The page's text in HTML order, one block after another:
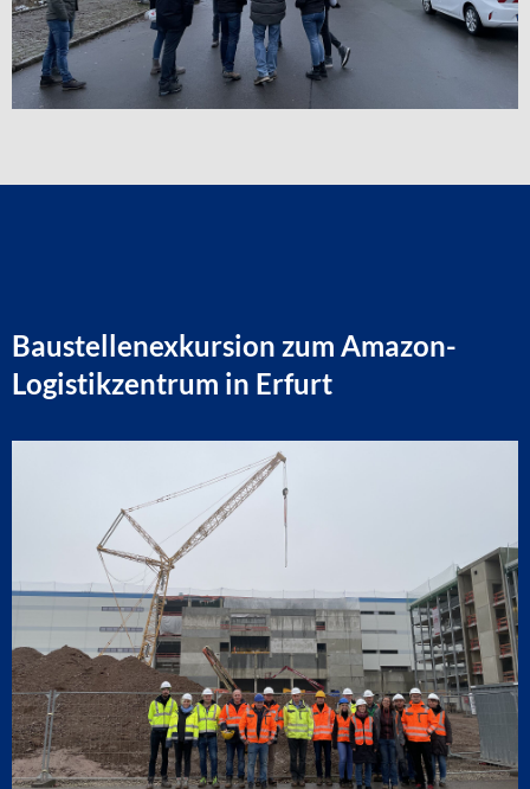
Baustellenexkursion zum Amazon-
Logistikzentrum in Erfurt